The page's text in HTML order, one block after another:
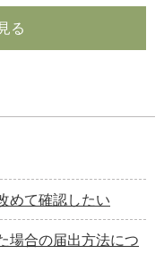
る
めて確認したい
場合の届出方法につ